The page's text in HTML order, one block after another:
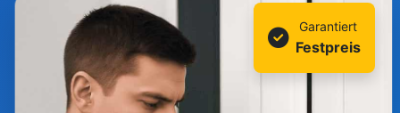
Garantiert
Festpreis